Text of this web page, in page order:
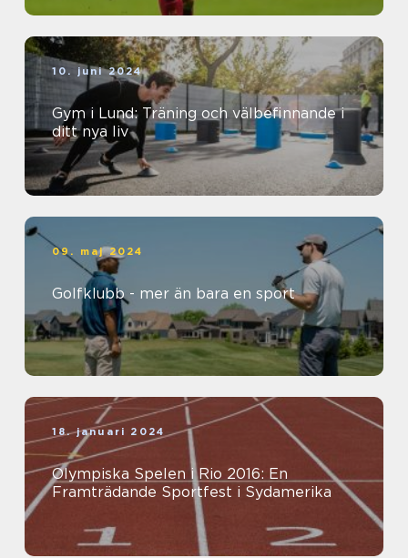
10. juni 2024
Gym i Lund: Träning och välbefinnande i
ditt nya liv
09. maj 2024
Golfklubb - mer än bara en sport
18. januari 2024
Olympiska Spelen i Rio 2016: En
Framträdande Sportfest i Sydamerika